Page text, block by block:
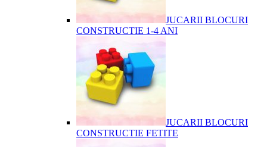
JUCARII BLOCURI
CONSTRUCTIE 1-4 ANI
JUCARII BLOCURI
CONSTRUCTIE FETITE